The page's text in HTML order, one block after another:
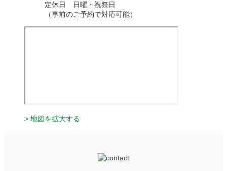
定休日 日曜・祝祭日
（事前のご予約で対応可能）
> 地図を拡大する